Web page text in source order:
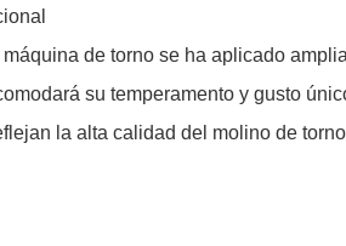
de torno se ha aplicado
su temperamento y gusto
la alta calidad del molino de